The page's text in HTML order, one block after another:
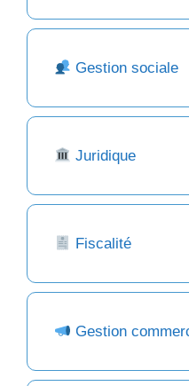
Gestion sociale
Juridique
Fiscalité
Gestion